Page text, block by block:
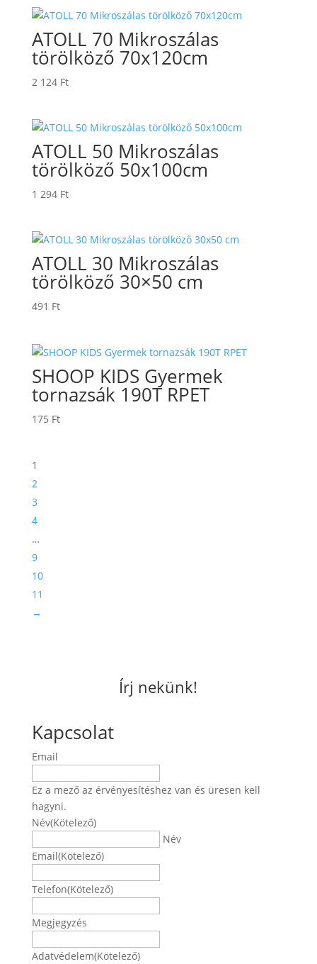
ATOLL 70 Mikroszálas
törölköző 70x120cm
2 124 Ft
ATOLL 50 Mikroszálas
törölköző 50x100cm
1 294 Ft
ATOLL 30 Mikroszálas
törölköző 30×50 cm
491 Ft
SHOOP KIDS Gyermek
tornazsák 190T RPET
175 Ft
1
2
3
4
…
9
10
11
→
Írj nekünk!
Kapcsolat
Email
Ez a mező az érvényesítéshez van és üresen kell
hagyni.
Név(Kötelező)
Név
Email(Kötelező)
Telefon(Kötelező)
Megjegyzés
Adatvédelem(Kötelező)